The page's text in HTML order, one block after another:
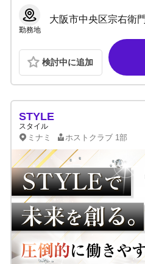
勤務地
検討中に追加
STYLE
スタイル
ミナミ ホストクラブ 1部